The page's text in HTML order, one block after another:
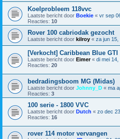
Koelprobleem 118vvc
Laatste bericht door Boekie « vr sep
Reacties: 10
Rover 100 cabriodak gezocht
Laatste bericht door kilroy « za jun 15,
[Verkocht] Caribbean Blue GTI
Laatste bericht door Eimer« di mei 14,
Reacties: 20
bedradingsboom MG (Midas)
Laatste bericht door Johnny_D « ma
Reacties: 3
100 serie - 1800 VVC
Laatste bericht door Dutch « zo dec
Reacties: 16
rover 114 motor vervangen